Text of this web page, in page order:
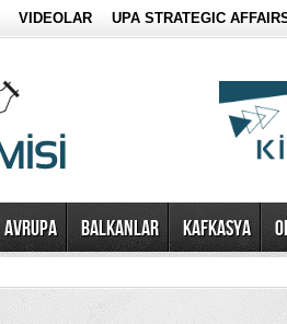
VIDEOLAR UPA STRATEGIC
AVRUPA BALKANLAR KAFKASYA